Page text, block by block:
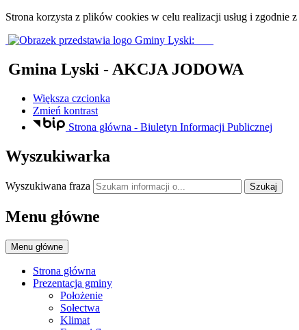
Strona korzysta z plików cookies w celu realizacji usług i zgodnie z
Gmina Lyski - AKCJA JODOWA
Większa czcionka
Zmień kontrast
Strona główna - Biuletyn Informacji Publicznej
Wyszukiwarka
Wyszukiwana fraza Szukaj
Menu główne
Menu główne
Strona główna
Prezentacja gminy
Położenie
Sołectwa
Klimat